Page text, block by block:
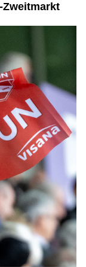
Zweitmarkt